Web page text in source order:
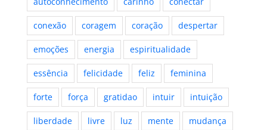
angústia aprender autoamor
autoconhecimento carinho conectar
conexão coragem coração despertar
emoções energia espiritualidade
essência felicidade feliz feminina